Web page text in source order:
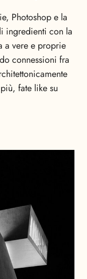
Photoshop e la
ingredienti con la
a vere e proprie
connessioni fra
fate like su